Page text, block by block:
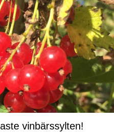
vinbärssylten!